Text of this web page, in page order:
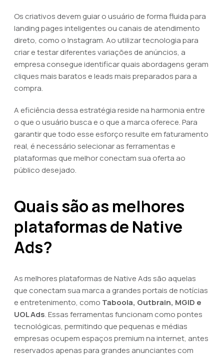
Os criativos devem guiar o usuário de forma fluida para
landing pages inteligentes ou canais de atendimento
direto, como o Instagram. Ao utilizar tecnologia para
criar e testar diferentes variações de anúncios, a
empresa consegue identificar quais abordagens geram
cliques mais baratos e leads mais preparados para a
compra.
A eficiência dessa estratégia reside na harmonia entre
o que o usuário busca e o que a marca oferece. Para
garantir que todo esse esforço resulte em faturamento
real, é necessário selecionar as ferramentas e
plataformas que melhor conectam sua oferta ao
público desejado.
Quais são as melhores
plataformas de Native
Ads?
As melhores plataformas de Native Ads são aquelas
que conectam sua marca a grandes portais de notícias
e entretenimento, como Taboola, Outbrain, MGID e
UOL Ads. Essas ferramentas funcionam como pontes
tecnológicas, permitindo que pequenas e médias
empresas ocupem espaços premium na internet, antes
reservados apenas para grandes anunciantes com